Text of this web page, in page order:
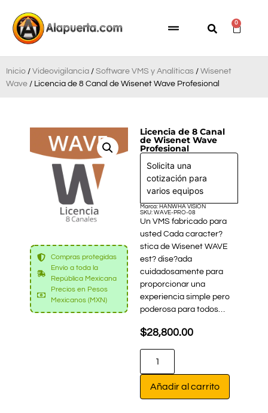
0
Inicio / Videovigilancia / Software VMS y Analíticas / Wisenet
Wave / Licencia de 8 Canal de Wisenet Wave Profesional
Compras protegidas
Envío a toda la
República Mexicana
Precios en Pesos
Mexicanos (MXN)
Licencia de 8 Canal
de Wisenet Wave
Profesional
Solicita una
cotización para
varios equipos
Marca: HANWHA VISION
SKU: WAVE-PRO-08
Un VMS fabricado para
usted Cada caracter?
stica de Wisenet WAVE
est? dise?ada
cuidadosamente para
proporcionar una
experiencia simple pero
poderosa para todos…
$28,800.00
Añadir al carrito